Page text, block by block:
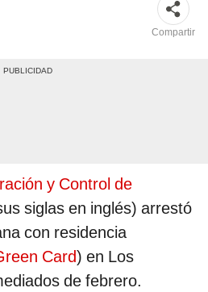
Compartir
y Control de
siglas en inglés) arrestó
con residencia
Card) en Los
de febrero.